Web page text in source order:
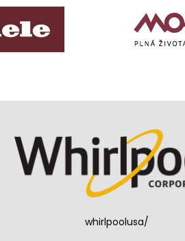
whirlpoolusa/